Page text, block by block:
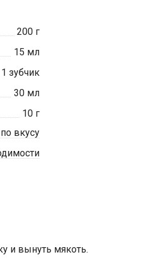
200г
15 мл
1 зубчик
30мл
10г
по вкусу
и вынуть мякоть.